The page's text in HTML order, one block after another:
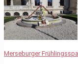
Merseburger